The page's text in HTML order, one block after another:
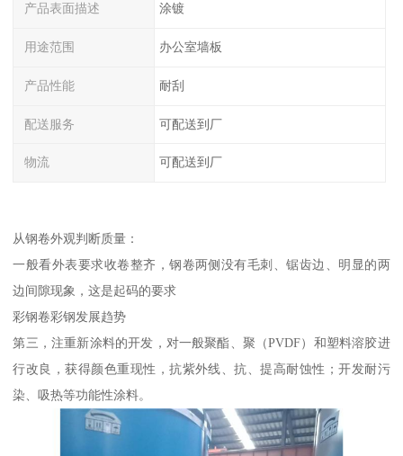
产品表面描述 涂镀
用途范围 办公室墙板
产品性能 耐刮
配送服务 可配送到厂
物流 可配送到厂
从钢卷外观判断质量：
一般看外表要求收卷整齐，钢卷两侧没有毛刺、锯齿边、明显的两
边间隙现象，这是起码的要求
彩钢卷彩钢发展趋势
第三，注重新涂料的开发，对一般聚酯、聚（PVDF）和塑料溶胶进
行改良，获得颜色重现性，抗紫外线、抗、提高耐蚀性；开发耐污
染、吸热等功能性涂料。